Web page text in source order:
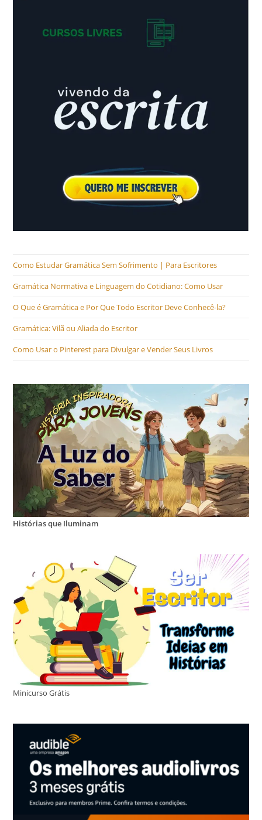
Como Estudar Gramática Sem Sofrimento | Para Escritores
Gramática Normativa e Linguagem do Cotidiano: Como Usar
O Que é Gramática e Por Que Todo Escritor Deve Conhecê-la?
Gramática: Vilã ou Aliada do Escritor
Como Usar o Pinterest para Divulgar e Vender Seus Livros
Histórias que Iluminam
Minicurso Grátis